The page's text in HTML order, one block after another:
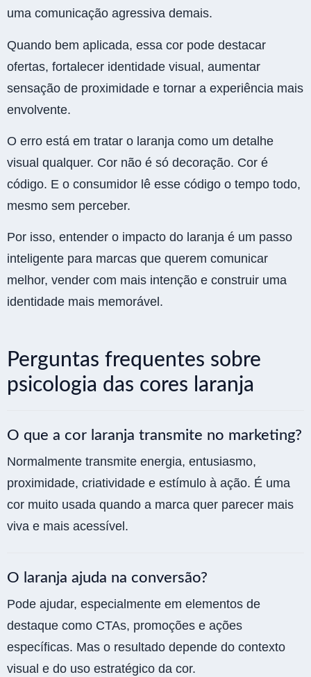
uma comunicação agressiva demais.
Quando bem aplicada, essa cor pode destacar
ofertas, fortalecer identidade visual, aumentar
sensação de proximidade e tornar a experiência mais
envolvente.
O erro está em tratar o laranja como um detalhe
visual qualquer. Cor não é só decoração. Cor é
código. E o consumidor lê esse código o tempo todo,
mesmo sem perceber.
Por isso, entender o impacto do laranja é um passo
inteligente para marcas que querem comunicar
melhor, vender com mais intenção e construir uma
identidade mais memorável.
Perguntas frequentes sobre
psicologia das cores laranja
O que a cor laranja transmite no marketing?
Normalmente transmite energia, entusiasmo,
proximidade, criatividade e estímulo à ação. É uma
cor muito usada quando a marca quer parecer mais
viva e mais acessível.
O laranja ajuda na conversão?
Pode ajudar, especialmente em elementos de
destaque como CTAs, promoções e ações
específicas. Mas o resultado depende do contexto
visual e do uso estratégico da cor.